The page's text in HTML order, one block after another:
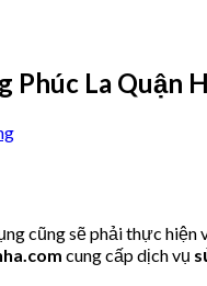
Phúc La Quận
cũng sẽ phải thực
cung cấp dịch vụ